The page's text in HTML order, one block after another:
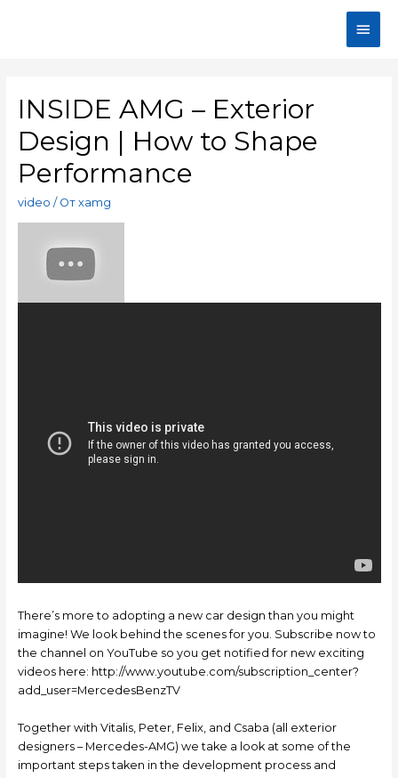
INSIDE AMG – Exterior
Design | How to Shape
Performance
video / От xamg
There’s more to adopting a new car design than you might
imagine! We look behind the scenes for you. Subscribe now to
the channel on YouTube so you get notified for new exciting
videos here: http://www.youtube.com/subscription_center?
add_user=MercedesBenzTV
Together with Vitalis, Peter, Felix, and Csaba (all exterior
designers – Mercedes-AMG) we take a look at some of the
important steps taken in the development process and